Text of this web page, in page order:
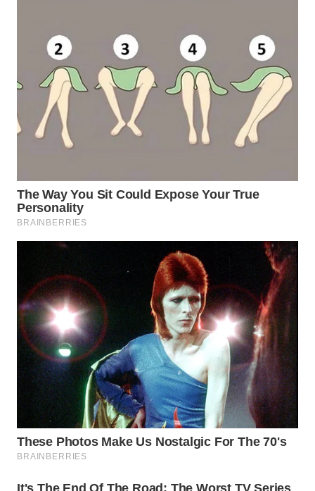
WN
SAMOSIR
WN
PADANG
LAWAS
WN
CIANJUR
KEPULAUAN
SERIBU
WN
TANGERANG
WN
BINJAI
WN
CIREBON
WN